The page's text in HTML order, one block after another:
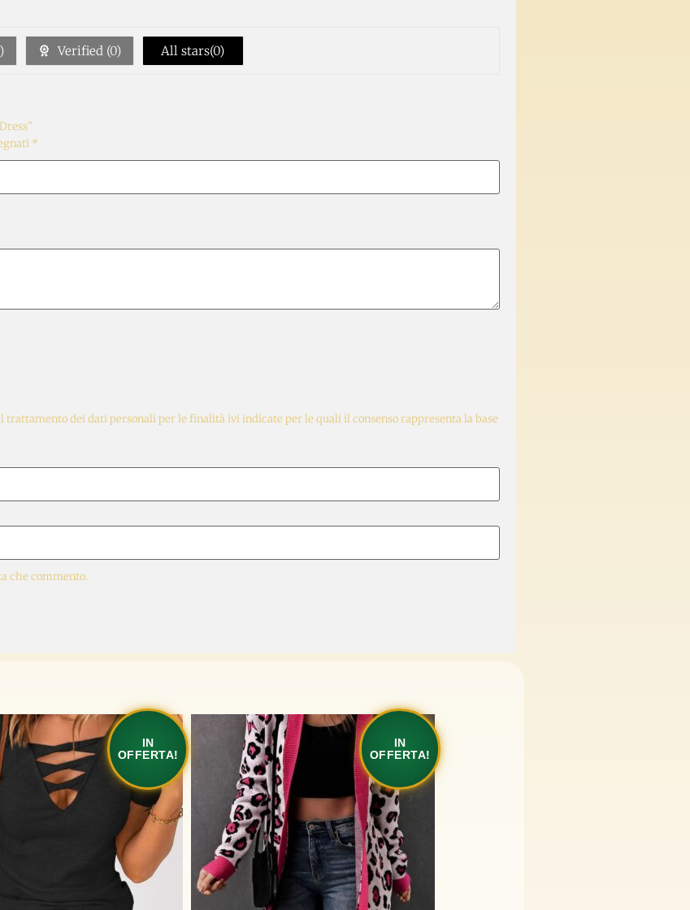
Verified (0) All stars(0)
*
trattamento dei dati personali per le finalità ivi indicate per le quali il consenso rappresenta la base
che commento.
IN
OFFERTA!
IN
OFFERTA!